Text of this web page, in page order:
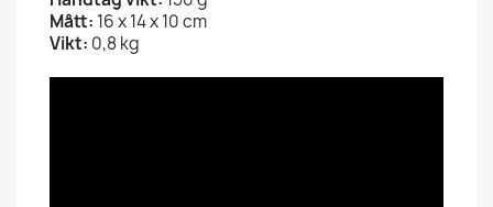
Mått: 16 x 14 x 10 cm
Vikt: 0,8 kg